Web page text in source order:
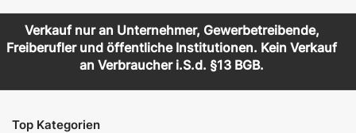
Verkauf nur an Unternehmer, Gewerbetreibende,
Freiberufler und öffentliche Institutionen. Kein Verkauf
an Verbraucher i.S.d. §13 BGB.
Top Kategorien